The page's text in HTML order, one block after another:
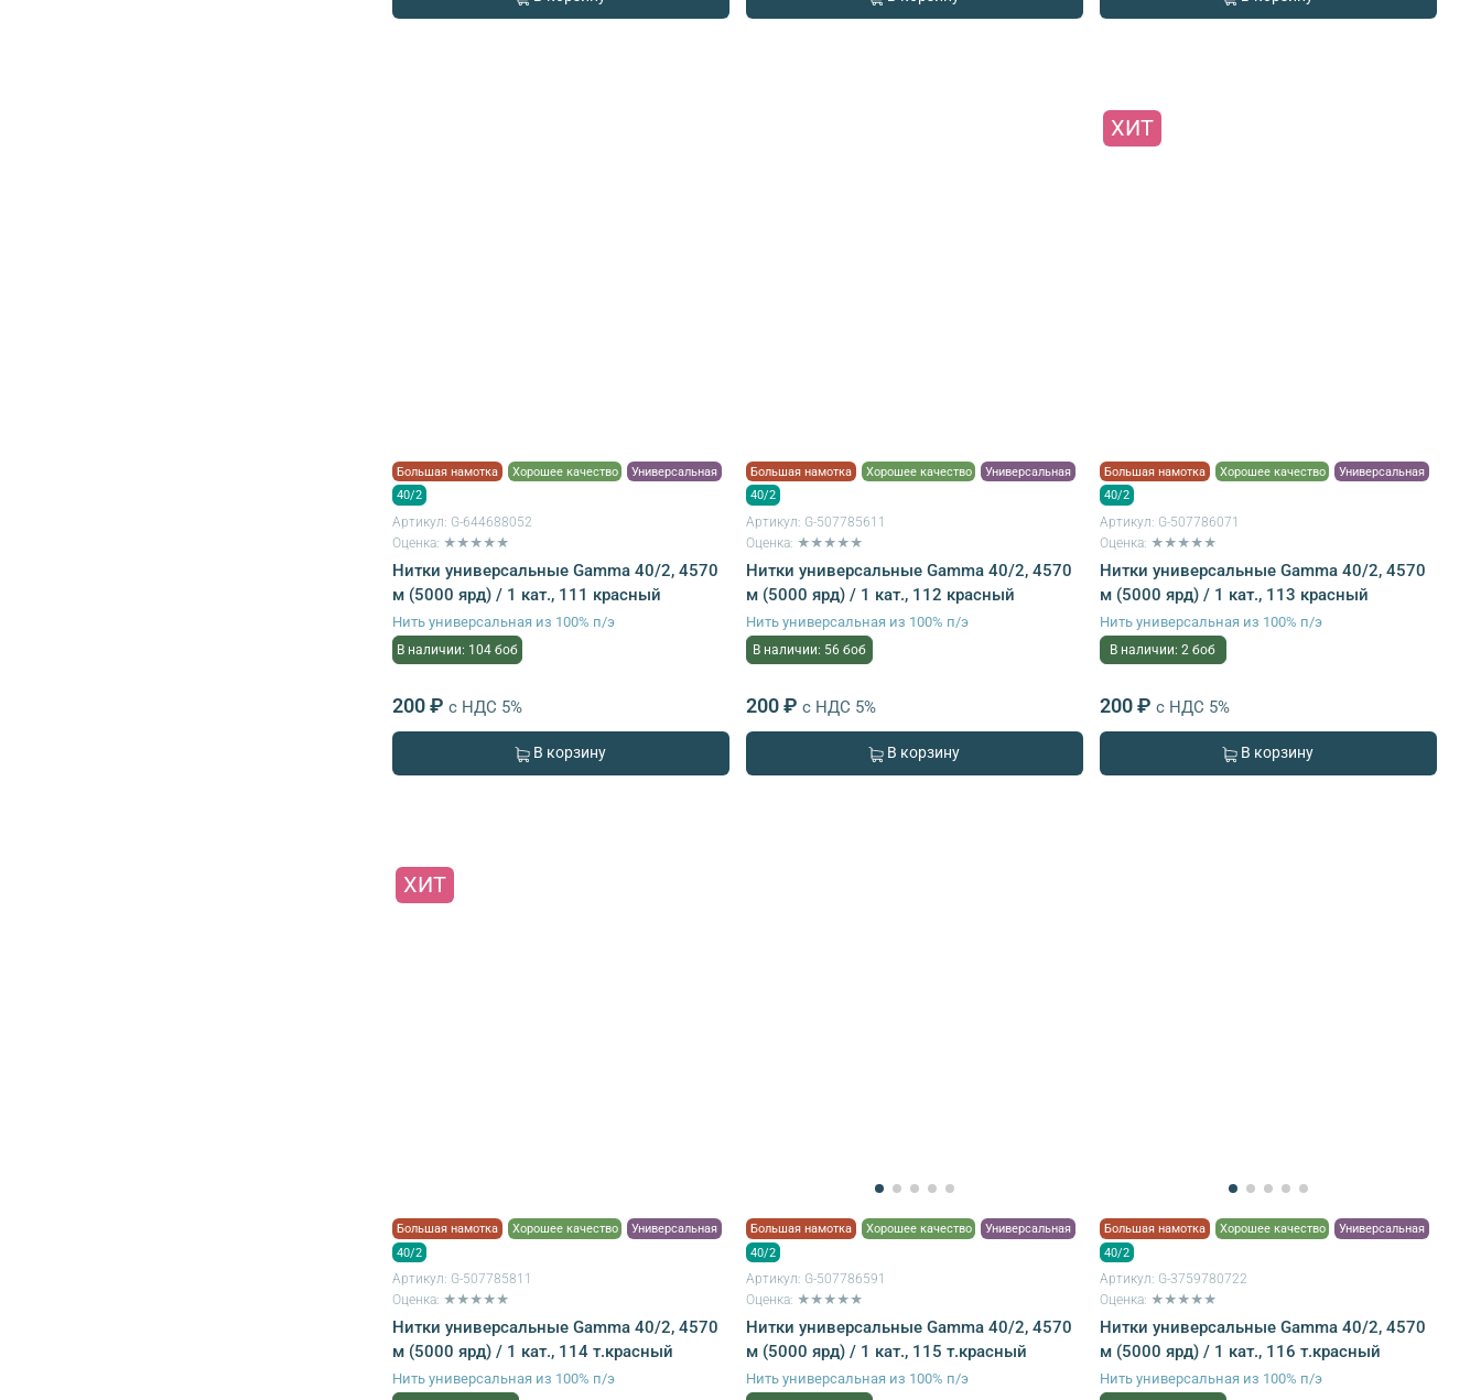
Большая намотка Хорошее качество
Универсальная
40/2
Артикул: G-644688052
Оценка: ★★★★★
Нитки универсальные Gamma 40/2, 4570
м (5000 ярд) / 1 кат., 111 красный
Нить универсальная из 100% п/э
В наличии: 104 боб
200 ₽ с НДС 5%
В корзину
Большая намотка Хорошее качество
Универсальная
40/2
Артикул: G-507785611
Оценка: ★★★★★
Нитки универсальные Gamma 40/2, 4570
м (5000 ярд) / 1 кат., 112 красный
Нить универсальная из 100% п/э
В наличии: 56 боб
200 ₽ с НДС 5%
В корзину
ХИТ
Большая намотка Хорошее качество
Универсальная
40/2
Артикул: G-507786071
Оценка: ★★★★★
Нитки универсальные Gamma 40/2, 4570
м (5000 ярд) / 1 кат., 113 красный
Нить универсальная из 100% п/э
В наличии: 2 боб
200 ₽ с НДС 5%
В корзину
ХИТ
Большая намотка Хорошее качество
Универсальная
40/2
Артикул: G-507785811
Оценка: ★★★★★
Нитки универсальные Gamma 40/2, 4570
м (5000 ярд) / 1 кат., 114 т.красный
Нить универсальная из 100% п/э
Большая намотка Хорошее качество
Универсальная
40/2
Артикул: G-507786591
Оценка: ★★★★★
Нитки универсальные Gamma 40/2, 4570
м (5000 ярд) / 1 кат., 115 т.красный
Нить универсальная из 100% п/э
Большая намотка Хорошее качество
Универсальная
40/2
Артикул: G-3759780722
Оценка: ★★★★★
Нитки универсальные Gamma 40/2, 4570
м (5000 ярд) / 1 кат., 116 т.красный
Нить универсальная из 100% п/э